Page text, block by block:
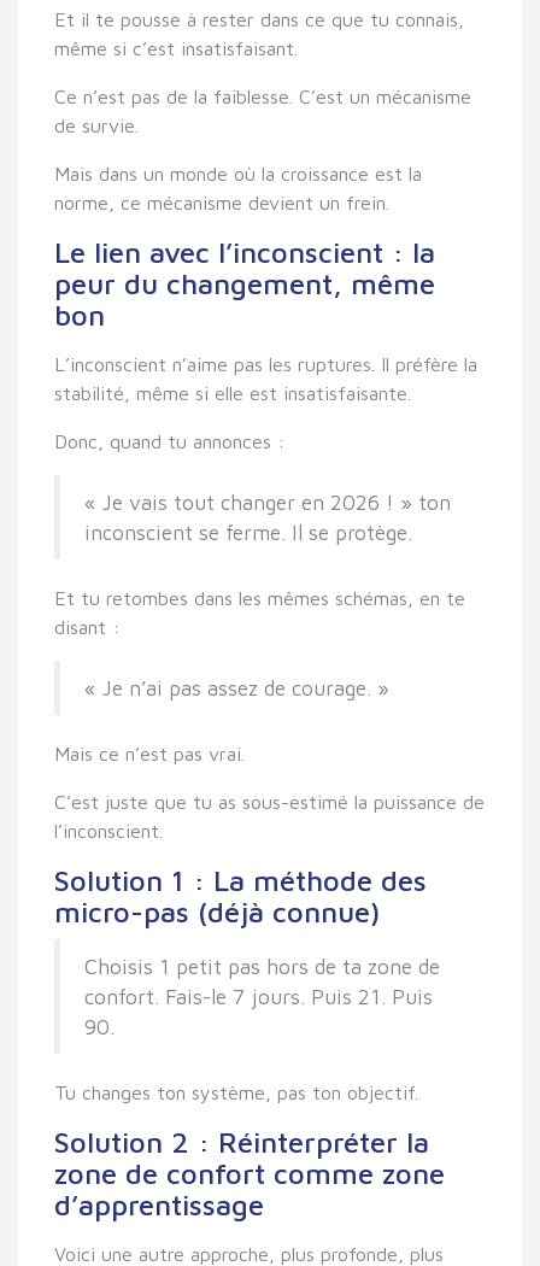
Et il te pousse à rester dans ce que tu connais,
même si c’est insatisfaisant.
Ce n’est pas de la faiblesse. C’est un mécanisme
de survie.
Mais dans un monde où la croissance est la
norme, ce mécanisme devient un frein.
Le lien avec l’inconscient : la
peur du changement, même
bon
L’inconscient n’aime pas les ruptures. Il préfère la
stabilité, même si elle est insatisfaisante.
Donc, quand tu annonces :
« Je vais tout changer en 2026 ! » ton
inconscient se ferme. Il se protège.
Et tu retombes dans les mêmes schémas, en te
disant :
« Je n’ai pas assez de courage. »
Mais ce n’est pas vrai.
C’est juste que tu as sous-estimé la puissance de
l’inconscient.
Solution 1 : La méthode des
micro-pas (déjà connue)
Choisis 1 petit pas hors de ta zone de
confort. Fais-le 7 jours. Puis 21. Puis
90.
Tu changes ton système, pas ton objectif.
Solution 2 : Réinterpréter la
zone de confort comme zone
d’apprentissage
Voici une autre approche, plus profonde, plus